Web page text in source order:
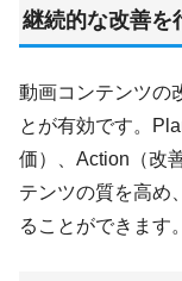
継続的な改善を
動画コンテンツの
とが有効です。
価）、Action（改
テンツの質を高め
ることができます。